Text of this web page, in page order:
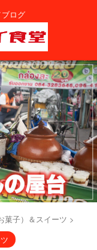
ログ
菓子）＆スイーツ >